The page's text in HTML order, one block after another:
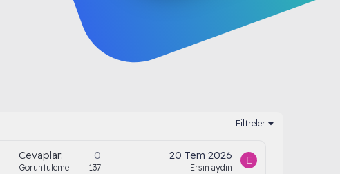
Filtreler
Cevaplar 0
Görüntüleme 137
20 Tem 2026
Ersin aydın
E